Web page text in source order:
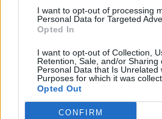
I want to opt-out of processing
Personal Data for Targeted
Opted In
I want to opt-out of Collection,
Retention, Sale, and/or Sharing
Personal Data that Is Unrelated
Purposes for which it was
Opted Out
CONFIRM
σας είναι η
καλύτερη
επιλογή για
παρέα!
ΥΔΡΟΧΟΟΣ